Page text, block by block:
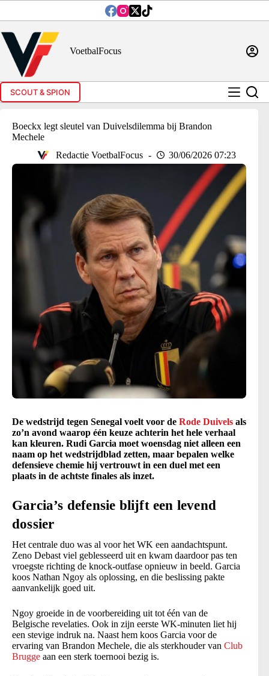
inhoud
VoetbalFocus
SCOUT & SPION
Boeckx legt sleutel van Duivelsdilemma bij Brandon
Mechele
Redactie VoetbalFocus
30/06/2026 07:23
De wedstrijd tegen Senegal voelt voor de Rode Duivels als
zo’n avond waarop één keuze achterin het hele verhaal
kan kleuren. Rudi Garcia moet woensdag niet alleen een
naam op het wedstrijdblad zetten, maar bepalen welke
defensieve chemie hij vertrouwt in een duel met een
plaats in de achtste finales als inzet.
Garcia’s defensie blijft een levend
dossier
Het centrale duo was al voor het WK een aandachtspunt.
Zeno Debast viel geblesseerd uit en kwam daardoor pas ten
vroegste richting de knock-outfase opnieuw in beeld. Garcia
koos Nathan Ngoy als oplossing, en die beslissing pakte
aanvankelijk goed uit.
Ngoy groeide in de voorbereiding uit tot één van de
Belgische revelaties. Ook in zijn eerste WK-minuten liet hij
een stevige indruk na. Naast hem koos Garcia voor de
ervaring van Brandon Mechele, die als sterkhouder van Club
Brugge aan een sterk toernooi bezig is.